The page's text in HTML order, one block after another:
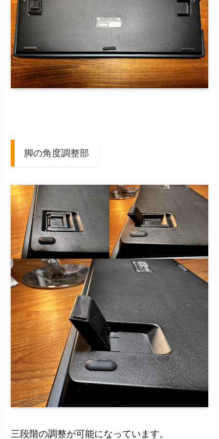
脚の角度調整部
三段階の調整が可能になっています。